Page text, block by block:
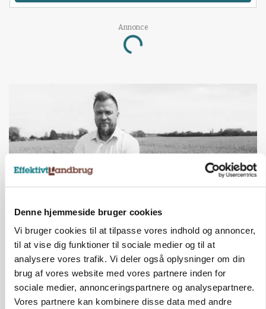
Denne hjemmeside bruger cookies
Vi bruger cookies til at tilpasse vores indhold og annoncer,
til at vise dig funktioner til sociale medier og til at
analysere vores trafik. Vi deler også oplysninger om din
brug af vores website med vores partnere inden for
sociale medier, annonceringspartnere og analysepartnere.
Vores partnere kan kombinere disse data med andre
Annonce
Loading...
LEDER
Det er en uskik at udlægge et røgslør om
økoproduktion
Annonce